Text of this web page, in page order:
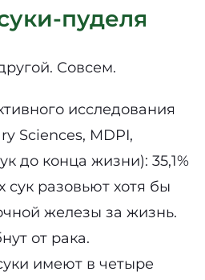
пуделя
Совсем.
исследования
Sciences, MDPI,
до конца жизни): 35,1%
сук разовьют хотя бы
железы за жизнь.
от рака.
имеют в четыре